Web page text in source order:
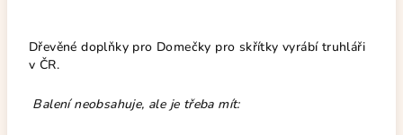
Dřevěné doplňky pro Domečky pro skřítky vyrábí truhláři
v ČR.
Balení neobsahuje, ale je třeba mít: